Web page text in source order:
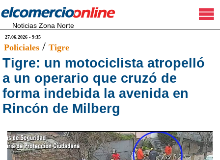
Noticias Zona Norte
27.06.2026 - 9:35
Policiales / Tigre
Tigre: un motociclista atropelló
a un operario que cruzó de
forma indebida la avenida en
Rincón de Milberg